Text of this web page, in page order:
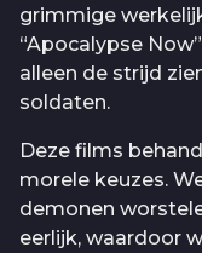
grimmige
“Apocalypse
alleen de strijd
soldaten.
Deze films
morele keuzes.
demonen
eerlijk, waardoor